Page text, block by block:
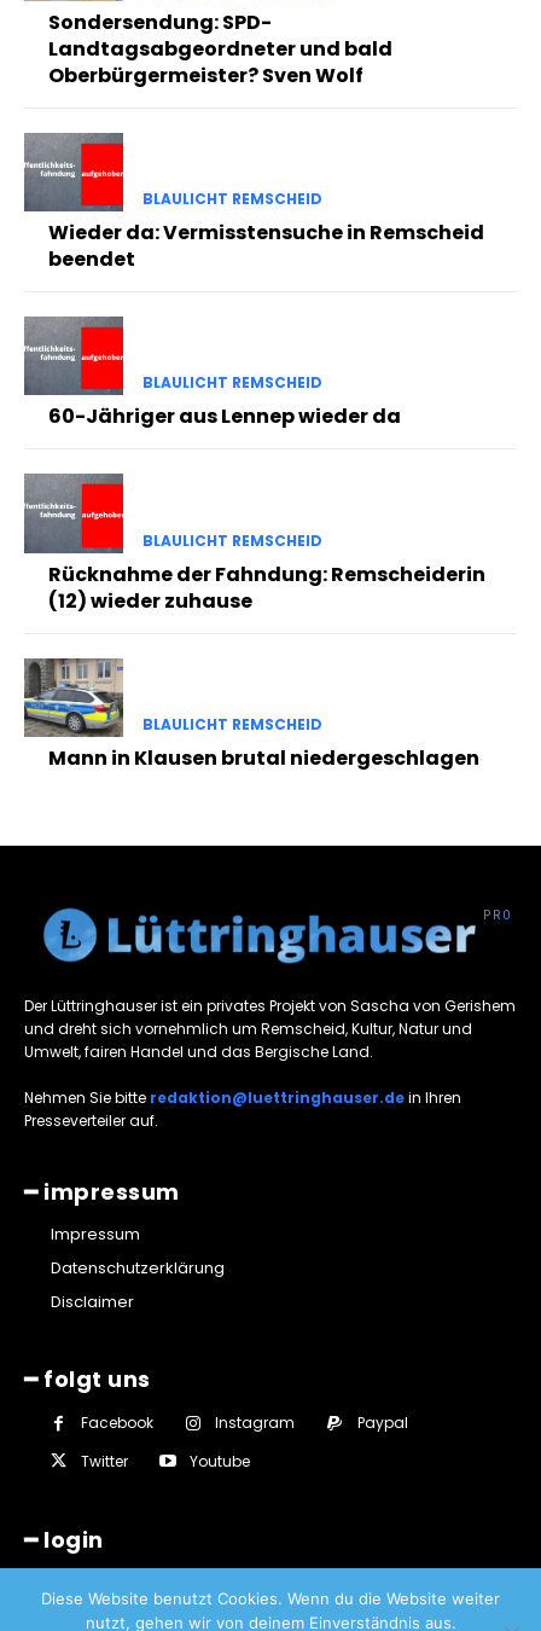
Sondersendung: SPD-
Landtagsabgeordneter und bald
Oberbürgermeister? Sven Wolf
BLAULICHT REMSCHEID
Wieder da: Vermisstensuche in Remscheid
beendet
BLAULICHT REMSCHEID
60-Jähriger aus Lennep wieder da
BLAULICHT REMSCHEID
Rücknahme der Fahndung: Remscheiderin
(12) wieder zuhause
BLAULICHT REMSCHEID
Mann in Klausen brutal niedergeschlagen
Der Lüttringhauser ist ein privates Projekt von Sascha von Gerishem
und dreht sich vornehmlich um Remscheid, Kultur, Natur und
Umwelt, fairen Handel und das Bergische Land.
Nehmen Sie bitte redaktion@luettringhauser.dein Ihren
Presseverteiler auf.
━ impressum
Impressum
Datenschutzerklärung
Disclaimer
━ folgt uns
Facebook Instagram
Paypal
Twitter
Youtube
━ login
Diese Website benutzt Cookies. Wenn du die Website weiter
nutzt, gehen wir von deinem Einverständnis aus.